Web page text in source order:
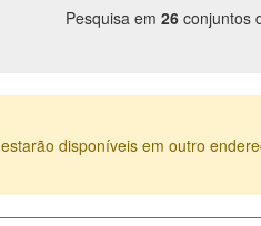
Pesquisa em 26 conjuntos
disponíveis em outro